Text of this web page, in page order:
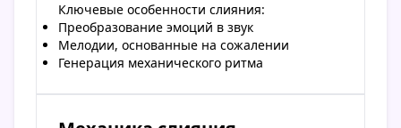
Ключевые особенности слияния:
Преобразование эмоций в звук
Мелодии, основанные на сожалении
Генерация механического ритма